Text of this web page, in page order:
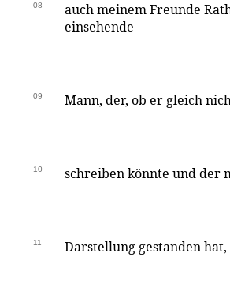
08
auch meinem Freunde
einsehende
09 Mann, der, ob er gleich
10 schreiben könnte und der
11 Darstellung gestanden